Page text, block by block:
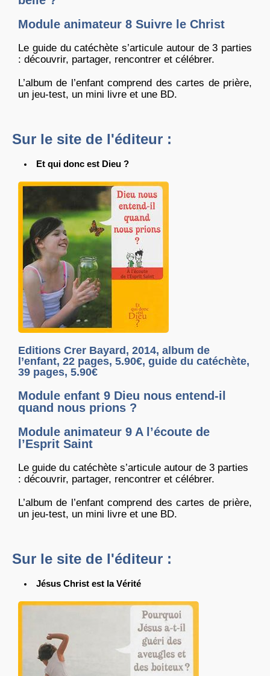
Module animateur 8 Suivre le Christ
Le guide du catéchète s’articule autour de 3 parties
: découvrir, partager, rencontrer et célébrer.
L’album de l’enfant comprend des cartes de prière,
un jeu-test, un mini livre et une BD.
Sur le site de l'éditeur :
Et qui donc est Dieu ?
Editions Crer Bayard, 2014, album de
l’enfant, 22 pages, 5.90€, guide du catéchète,
39 pages, 5.90€
Module enfant 9 Dieu nous entend-il
quand nous prions ?
Module animateur 9 A l’écoute de
l’Esprit Saint
Le guide du catéchète s’articule autour de 3 parties
: découvrir, partager, rencontrer et célébrer.
L’album de l’enfant comprend des cartes de prière,
un jeu-test, un mini livre et une BD.
Sur le site de l'éditeur :
Jésus Christ est la Vérité